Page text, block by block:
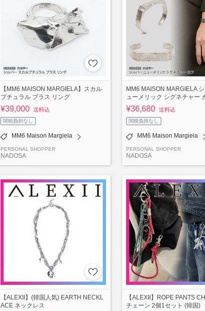
【MM6 MAISON MARGIELA】スカル
プチュラル ブラス リング
¥39,000 送料込
関税負担なし
MM6 Maison Margiela
PERSONAL SHOPPER
NADOSA
MM6 MAISON MARGIELA
ューメリック シグネチャー
¥36,680 送料込
関税負担なし
MM6 Maison Margiela
PERSONAL SHOPPER
NADOSA
【ALEXII】(韓国人気) EARTH NECKL
ACE ネックレス
【ALEXII】ROPE PANTS
チェーン 2個1セット (韓国)